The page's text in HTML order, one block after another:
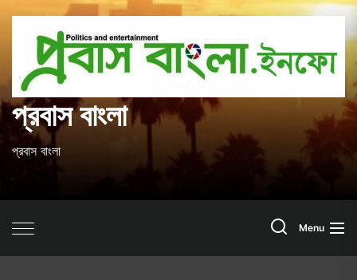
content
প্রবাস বাংলা
প্রবাস বাংলা
SearchMenu